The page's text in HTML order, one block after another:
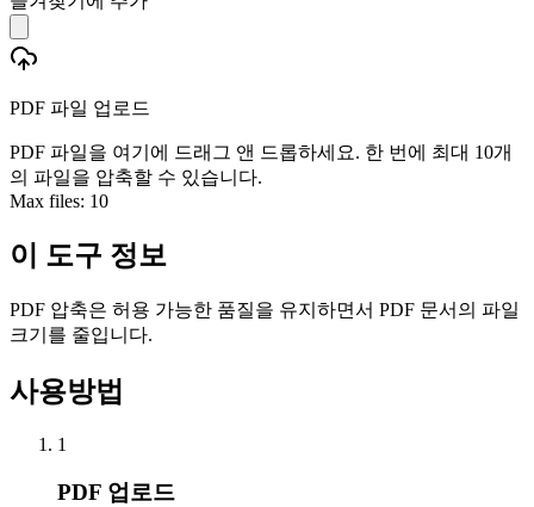
PDF 파일 업로드
PDF 파일을 여기에 드래그 앤 드롭하세요. 한 번에 최대 10개
의 파일을 압축할 수 있습니다.
Max files: 10
이 도구 정보
PDF 압축은 허용 가능한 품질을 유지하면서 PDF 문서의 파일
크기를 줄입니다.
사용방법
1
PDF 업로드